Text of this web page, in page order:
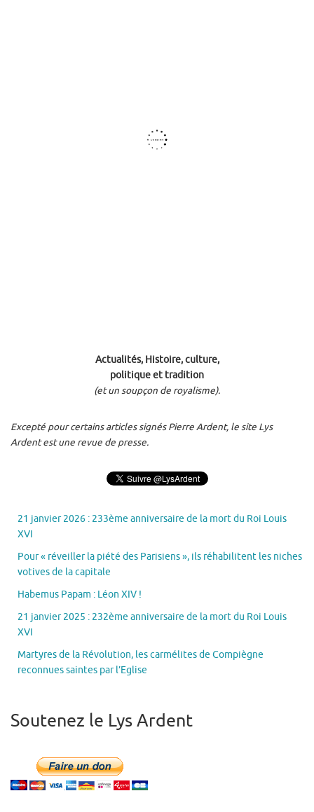
Actualités, Histoire, culture,
politique et tradition
(et un soupçon de royalisme).
Excepté pour certains articles signés Pierre Ardent, le site Lys
Ardent est une revue de presse.
21 janvier 2026 : 233ème anniversaire de la mort du Roi Louis
XVI
Pour « réveiller la piété des Parisiens », ils réhabilitent les niches
votives de la capitale
Habemus Papam : Léon XIV !
21 janvier 2025 : 232ème anniversaire de la mort du Roi Louis
XVI
Martyres de la Révolution, les carmélites de Compiègne
reconnues saintes par l’Eglise
Soutenez le Lys Ardent